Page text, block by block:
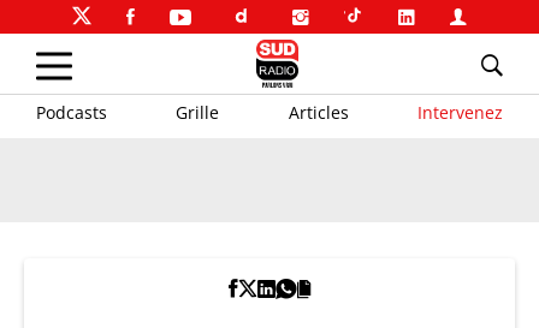
Podcasts Grille Articles Intervenez